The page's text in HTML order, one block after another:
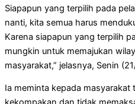
Siapapun yang terpilih pada
nanti, kita semua harus
Karena siapapun yang terpilih
mungkin untuk memajukan
masyarakat,” jelasnya, Senin
Ia meminta kepada masyarakat